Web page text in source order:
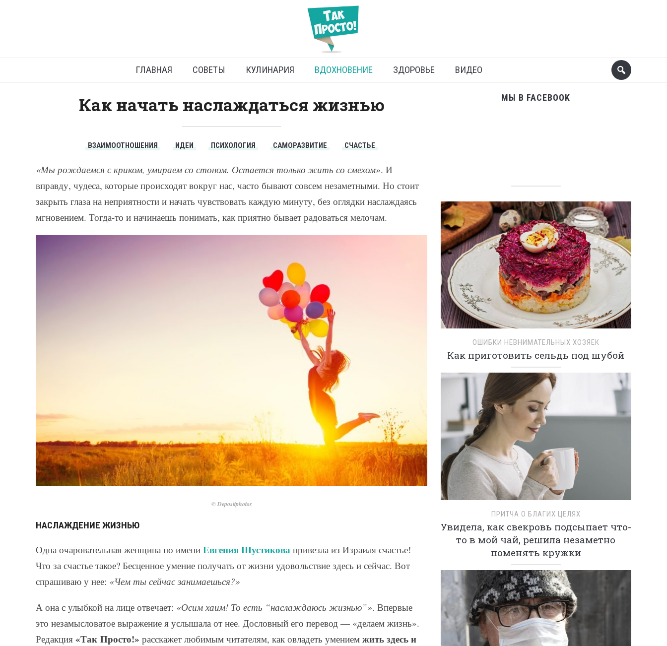
Наслаждение жизнью
ГЛАВНАЯ СОВЕТЫ КУЛИНАРИЯ ВДОХНОВЕНИЕ ЗДОРОВЬЕ ВИДЕО
Как начать наслаждаться жизнью
ВЗАИМООТНОШЕНИЯ ИДЕИ ПСИХОЛОГИЯ САМОРАЗВИТИЕ СЧАСТЬЕ
«Мы рождаемся с криком, умираем со стоном. Остается только жить со смехом». И
вправду, чудеса, которые происходят вокруг нас, часто бывают совсем незаметными. Но стоит
закрыть глаза на неприятности и начать чувствовать каждую минуту, без оглядки наслаждаясь
мгновением. Тогда-то и начинаешь понимать, как приятно бывает радоваться мелочам.
© Depositphotos
НАСЛАЖДЕНИЕ ЖИЗНЬЮ
Одна очаровательная женщина по имени Евгения Шустикова привезла из Израиля счастье!
Что за счастье такое? Бесценное умение получать от жизни удовольствие здесь и сейчас. Вот
спрашиваю у нее: «Чем ты сейчас занимаешься?»
А она с улыбкой на лице отвечает: «Осим хаим! То есть “наслаждаюсь жизнью”». Впервые
это незамысловатое выражение я услышала от нее. Дословный его перевод — «делаем жизнь».
Редакция «Так Просто!» расскажет любимым читателям, как овладеть умением жить здесь и
МЫ В FACEBOOK
ОШИБКИ НЕВНИМАТЕЛЬНЫХ ХОЗЯЕК
Как приготовить сельдь под шубой
ПРИТЧА О БЛАГИХ ЦЕЛЯХ
Увидела, как свекровь подсыпает что-
то в мой чай, решила незаметно
поменять кружки